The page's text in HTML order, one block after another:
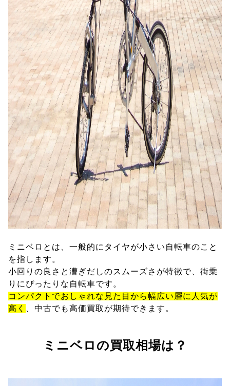
ミニベロとは、一般的にタイヤが小さい自転車のこと
を指します。
小回りの良さと漕ぎだしのスムーズさが特徴で、街乗
りにぴったりな自転車です。
コンパクトでおしゃれな見た目から幅広い層に人気が
高く
、中古でも高価買取が期待できます。
ミニベロの買取相場は？